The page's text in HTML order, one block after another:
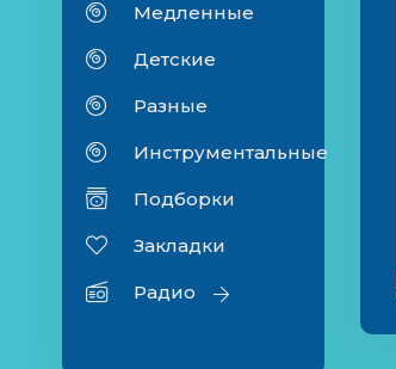
Медленные
Детские
Разные
Инструментальные
Подборки
Закладки
Радио